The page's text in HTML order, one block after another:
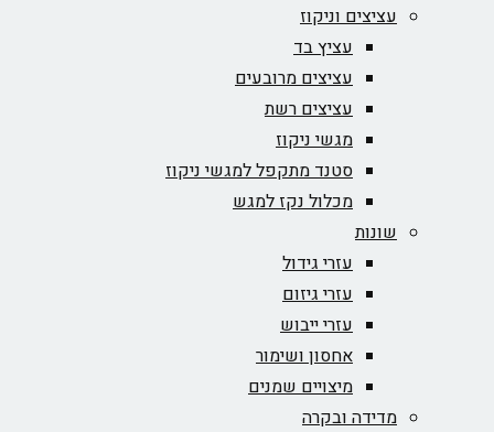
עציצים וניקוז
עציץ בד
עציצים מרובעים
עציצים רשת
מגשי ניקוז
סטנד מתקפל למגשי ניקוז
מכלול נקז למגש
שונות
עזרי גידול
עזרי גיזום
עזרי ייבוש
אחסון ושימור
מיצויים שמנים
מדידה ובקרה